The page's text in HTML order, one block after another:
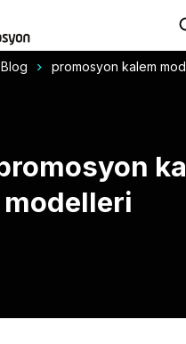
Blog promosyon kalem
modelleri